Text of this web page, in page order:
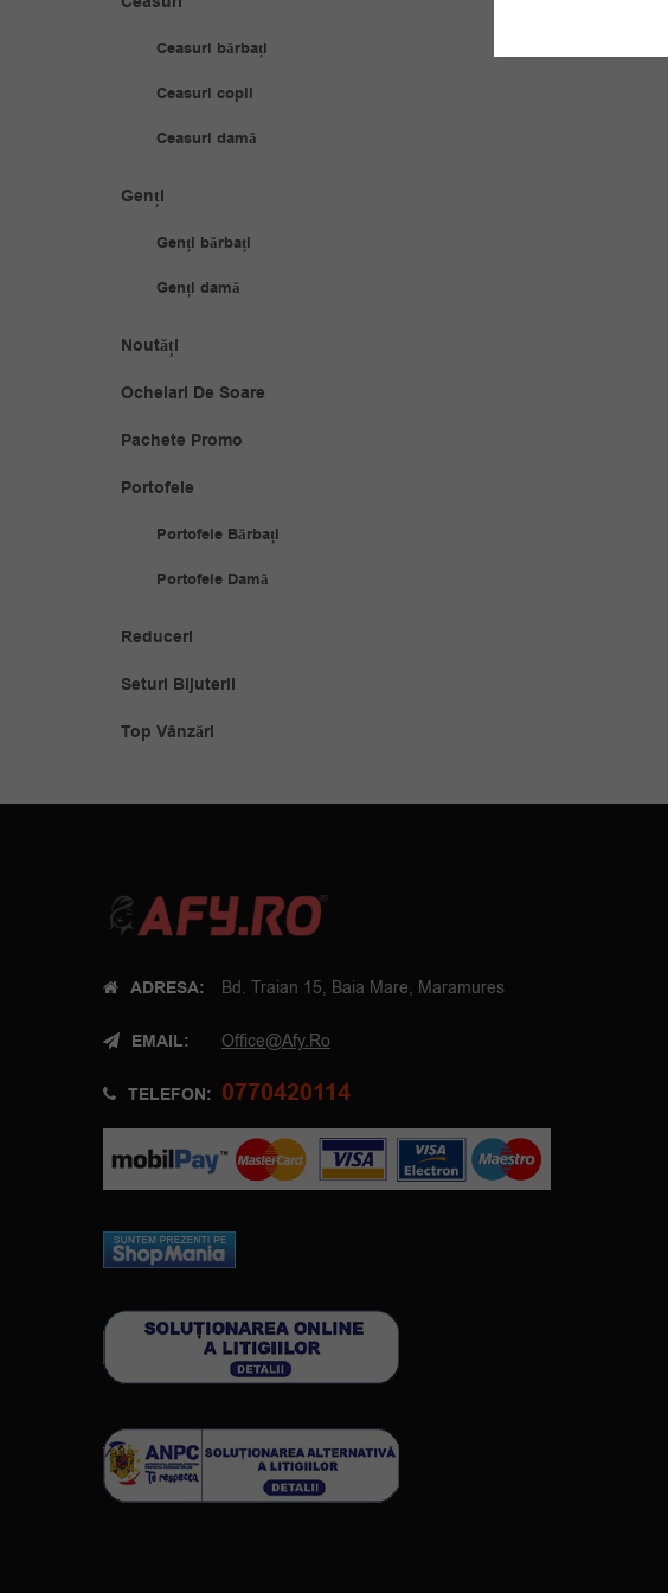
Ceasuri bărbați
Ceasuri copii
Ceasuri damă
Genți
Genți bărbați
Genți damă
Noutăți
Ochelari De Soare
Pachete Promo
Portofele
Portofele Bărbați
Portofele Damă
Reduceri
Seturi Bijuterii
Top Vânzări
ADRESA: Bd. Traian 15, Baia Mare, Maramures
EMAIL: Office@afy.ro
TELEFON: 0770420114